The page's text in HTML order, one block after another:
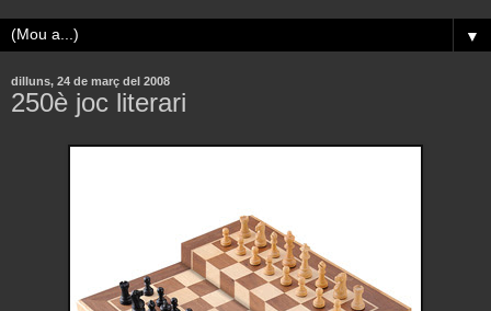
▼
dilluns, 24 de març del 2008
250è joc literari